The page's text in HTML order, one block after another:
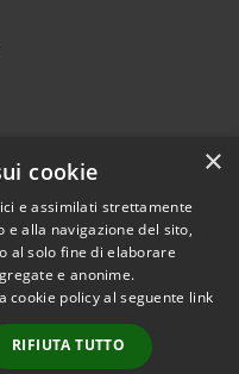
Copyright © 2026 • Comune di
Spoleto • Powered by
Municipium•
Accesso
×
cookie
e assimilati strettamente
alla navigazione del sito,
al solo fine di elaborare
e anonime.
cookie policy al seguente link
RIFIUTA TUTTO